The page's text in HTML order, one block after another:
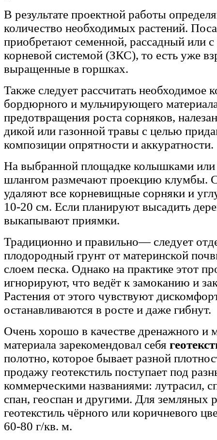
В результате проектной работы
количество необходимых растений.
приобретают семенной, рассадный или
корневой системой (ЗКС), то есть уже
выращенные в горшках.
Также следует рассчитать необходимое
бордюрного и мульчирующего
предотвращения роста сорняков,
дикой или газонной травы с целью
композиции опрятности и аккуратности.
На выбранной площадке колышками
шлангом размечают проекцию клумбы.
удаляют все корневищные сорняки и
10-20 см. Если планируют высадить
выкапывают приямки.
Традиционно и правильно— следует
плодородный грунт от материнской
слоем песка. Однако на практике этот
игнорируют, что ведёт к замоканию и
Растения от этого чувствуют
останавливаются в росте и даже гибнут.
Очень хорошо в качестве дренажного и
материала зарекомендовал себя
полотно, которое бывает разной
продажу геотекстиль поступает под
коммерческими названиями: лутрасил,
спан, геоспан и другими. Для земляных
геотекстиль чёрного или коричневого
60-80 г/кв. м.